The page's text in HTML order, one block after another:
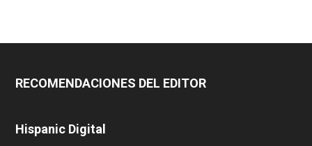
RECOMENDACIONES DEL EDITOR
Hispanic Digital